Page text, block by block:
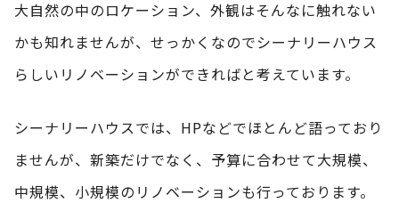
大自然の中のロケーション、外観はそんなに触れない
かも知れませんが、せっかくなのでシーナリーハウス
らしいリノベーションができればと考えています。
シーナリーハウスでは、HPなどでほとんど語っており
ませんが、新築だけでなく、予算に合わせて大規模、
中規模、小規模のリノベーションも行っております。